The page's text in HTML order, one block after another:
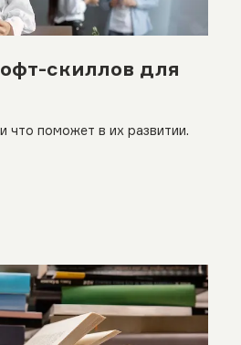
скиллов для
что поможет в их развитии.